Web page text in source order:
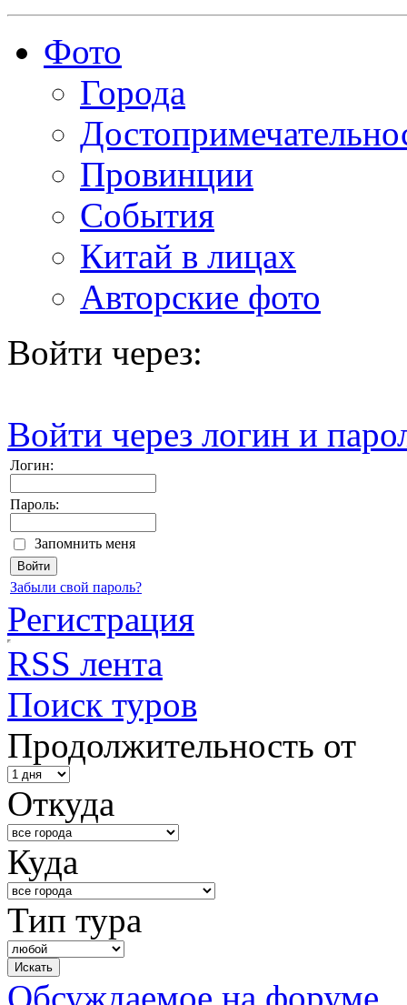
Фото
Города
Провинции
События
Китай в лицах
Авторские фото
Войти через:
Войти через логин и
Логин:
Пароль:
Запомнить меня
Забыли свой пароль?
Регистрация
RSS лента
Поиск туров
Продолжительность от
Откуда
Куда
Тип тура
Обсуждаемое на форуме